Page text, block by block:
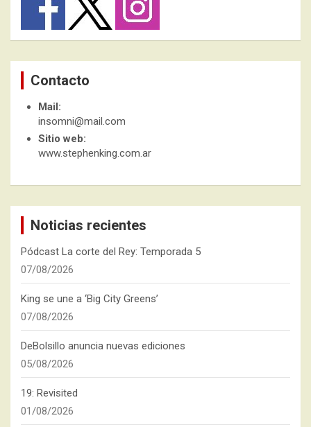
Contacto
Mail:
insomni@mail.com
Sitio web:
www.stephenking.com.ar
Noticias recientes
Pódcast La corte del Rey: Temporada 5
07/08/2026
King se une a ‘Big City Greens’
07/08/2026
DeBolsillo anuncia nuevas ediciones
05/08/2026
19: Revisited
01/08/2026